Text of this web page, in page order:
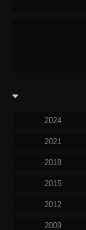
2024
2021
2018
2015
2012
2009